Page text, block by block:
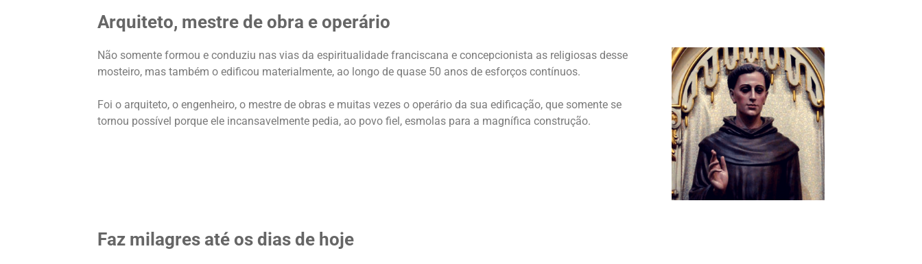
Arquiteto, mestre de obra e operário
Não somente formou e conduziu nas vias da espiritualidade franciscana e concepcionista as religiosas desse
mosteiro, mas também o edificou materialmente, ao longo de quase 50 anos de esforços contínuos.
Foi o arquiteto, o engenheiro, o mestre de obras e muitas vezes o operário da sua edificação, que somente se
tornou possível porque ele incansavelmente pedia, ao povo fiel, esmolas para a magnífica construção.
Faz milagres até os dias de hoje